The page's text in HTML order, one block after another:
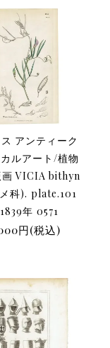
アンティーク
ルアート/植物
画 VICIA bithyn
科). plate.101
年 0571
円(税込)